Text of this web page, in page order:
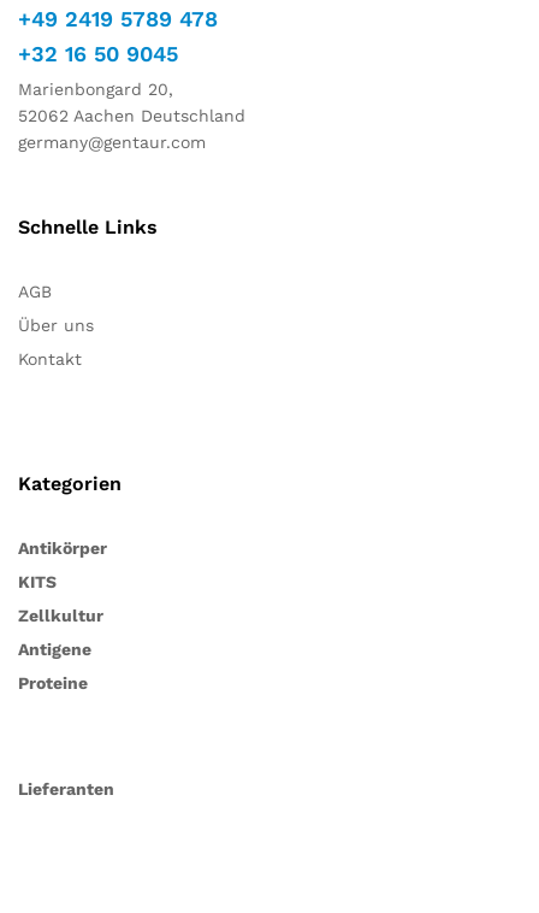
+49 2419 5789 478
+32 16 50 9045
Marienbongard 20,
52062 Aachen Deutschland
germany@gentaur.com
Schnelle Links
AGB
Über uns
Kontakt
Kategorien
Antikörper
KITS
Zellkultur
Antigene
Proteine
Lieferanten